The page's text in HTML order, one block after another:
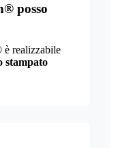
posso
è realizzabile
stampato